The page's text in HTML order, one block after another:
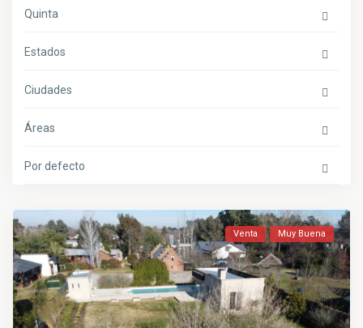
Quinta
Estados
Ciudades
Áreas
Por defecto
Venta Muy Buena